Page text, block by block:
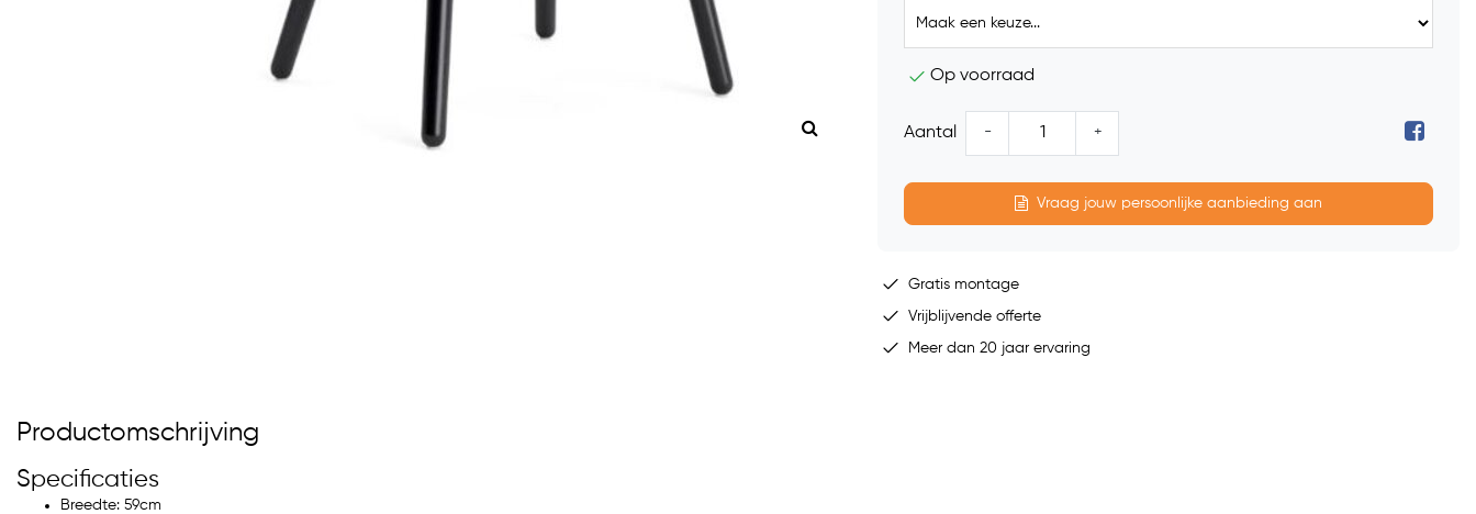
Op voorraad
Aantal - +
Vraag jouw persoonlijke aanbieding aan
Gratis montage
Vrijblijvende offerte
Meer dan 20 jaar ervaring
Productomschrijving
Specificaties
Breedte: 59cm